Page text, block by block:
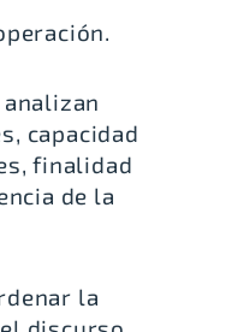
capacidad
finalidad
de la
la